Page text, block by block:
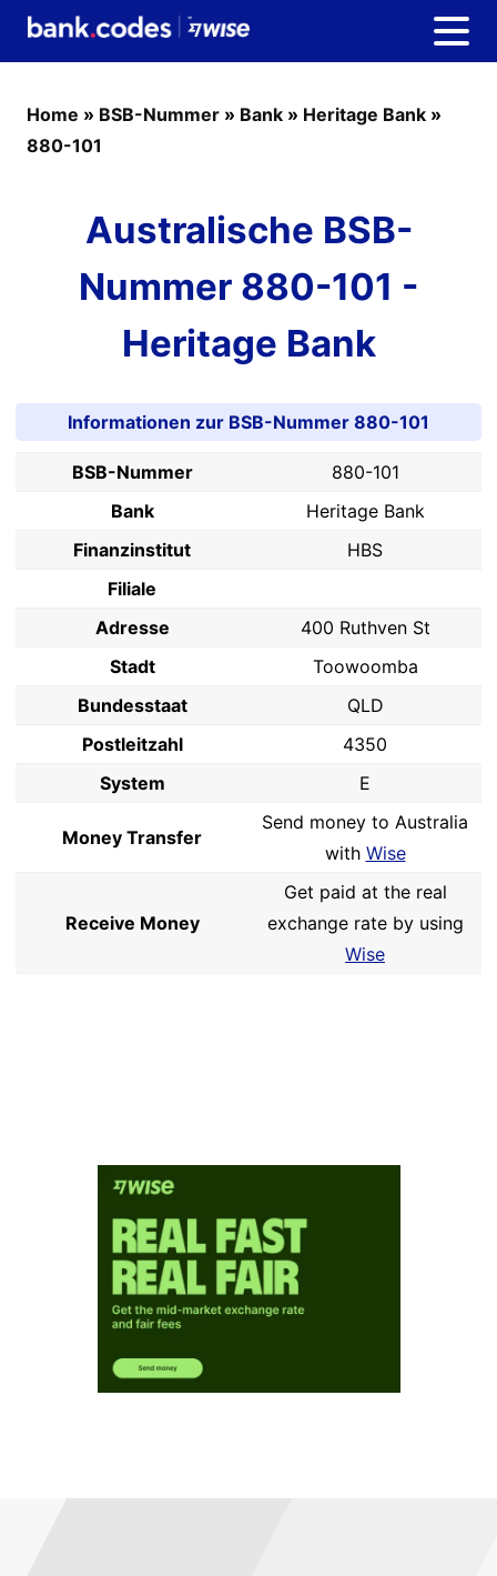
Home » BSB-Nummer » Bank » Heritage Bank »
880-101
Australische BSB-
Nummer 880-101 -
Heritage Bank
Informationen zur BSB-Nummer 880-101
BSB-Nummer
880-101
Bank
Heritage Bank
Finanzinstitut
HBS
Filiale
Adresse
400 Ruthven St
Stadt
Toowoomba
Bundesstaat
QLD
Postleitzahl
4350
System
E
Money Transfer
Send money to Australia
with Wise
Receive Money
Get paid at the real
exchange rate by using
Wise